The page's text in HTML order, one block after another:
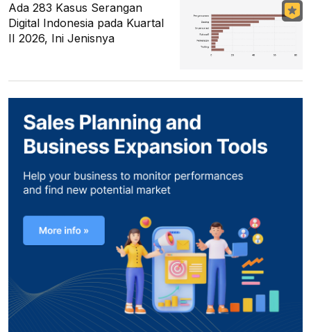
Ada 283 Kasus Serangan
Digital Indonesia pada Kuartal
II 2026, Ini Jenisnya